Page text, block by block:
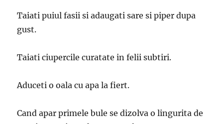
Taiati puiul fasii si adaugati sare si piper dupa
gust.
Taiati ciupercile curatate in felii subtiri.
Aduceti o oala cu apa la fiert.
Cand apar primele bule se dizolva o lingurita de